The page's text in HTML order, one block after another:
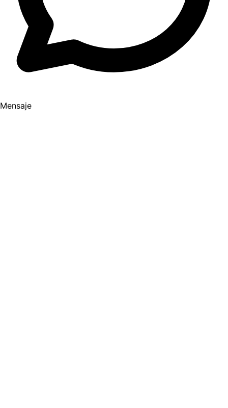
Mensaje